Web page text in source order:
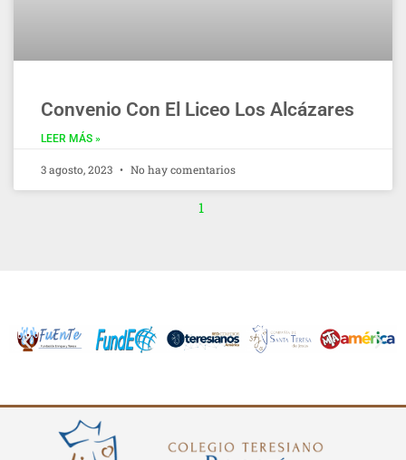
Convenio Con El Liceo Los Alcázares
LEER MÁS »
3 agosto, 2023 No hay comentarios
1